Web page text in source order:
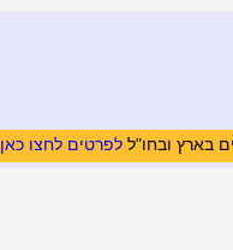
בארץ ובחו"ללפרטים לחצו כאן